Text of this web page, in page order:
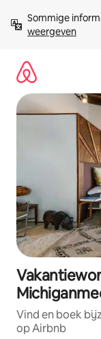
direct
naar
Sommige
weergeven
Vind en boek
op Airbnb